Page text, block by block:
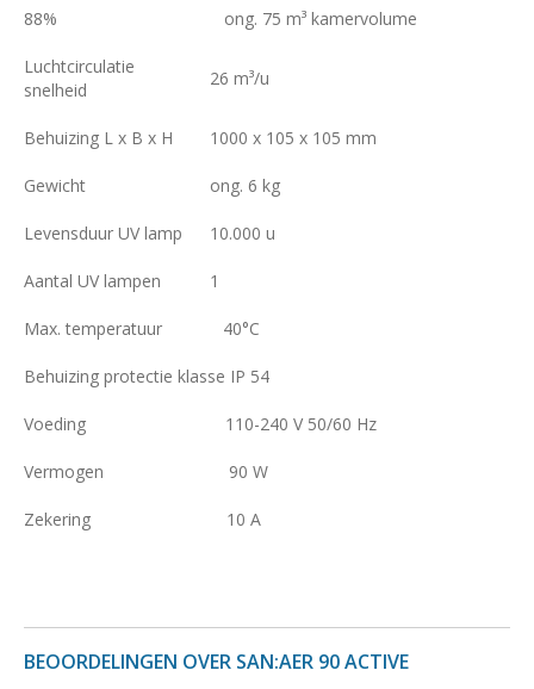
88% ong. 75 m³ kamervolume
Luchtcirculatie
snelheid
26 m³/u
Behuizing L x B x H 1000 x 105 x 105 mm
Gewicht ong. 6 kg
Levensduur UV lamp 10.000 u
Aantal UV lampen 1
Max. temperatuur 40°C
Behuizing protectie klasse IP 54
Voeding 110-240 V 50/60 Hz
Vermogen 90 W
Zekering 10 A
BEOORDELINGEN OVER SAN:AER 90 ACTIVE